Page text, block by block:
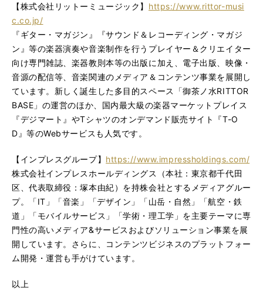
【株式会社リットーミュージック】 https://www.rittor-musi
c.co.jp/
『ギター・マガジン』『サウンド＆レコーディング・マガジ
ン』等の楽器演奏や音楽制作を行うプレイヤー＆クリエイター
向け専門雑誌、楽器教則本等の出版に加え、電子出版、映像・
音源の配信等、音楽関連のメディア＆コンテンツ事業を展開し
ています。新しく誕生した多目的スペース「御茶ノ水RITTOR
BASE」の運営のほか、国内最大級の楽器マーケットプレイス
『デジマート』やTシャツのオンデマンド販売サイト『T-O
D』等のWebサービスも人気です。
【インプレスグループ】 https://www.impressholdings.com/
株式会社インプレスホールディングス（本社：東京都千代田
区、代表取締役：塚本由紀）を持株会社とするメディアグルー
プ。「IT」「音楽」「デザイン」「山岳・自然」「航空・鉄
道」「モバイルサービス」「学術・理工学」を主要テーマに専
門性の高いメディア&サービスおよびソリューション事業を展
開しています。さらに、コンテンツビジネスのプラットフォー
ム開発・運営も手がけています。
以上